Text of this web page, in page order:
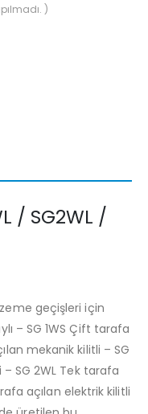
)
/ SG2WL /
geçişleri için
– SG 1WS Çift tarafa
mekanik kilitli – SG
SG 2WL Tek tarafa
açılan elektrik kilitli